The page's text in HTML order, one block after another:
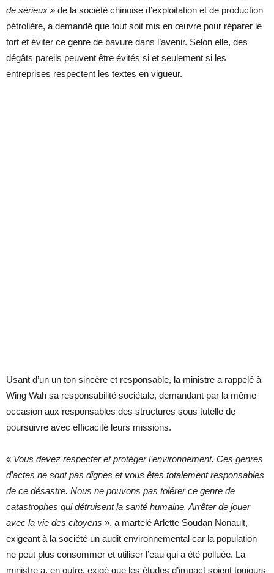
de sérieux » de la société chinoise d’exploitation et de production
pétrolière, a demandé que tout soit mis en œuvre pour réparer le
tort et éviter ce genre de bavure dans l’avenir. Selon elle, des
dégâts pareils peuvent être évités si et seulement si les
entreprises respectent les textes en vigueur.
Usant d’un un ton sincère et responsable, la ministre a rappelé à
Wing Wah sa responsabilité sociétale, demandant par la même
occasion aux responsables des structures sous tutelle de
poursuivre avec efficacité leurs missions.
« Vous devez respecter et protéger l’environnement. Ces genres
d’actes ne sont pas dignes et vous êtes totalement responsables
de ce désastre. Nous ne pouvons pas tolérer ce genre de
catastrophes qui détruisent la santé humaine. Arrêter de jouer
avec la vie des citoyens », a martelé Arlette Soudan Nonault,
exigeant à la société un audit environnemental car la population
ne peut plus consommer et utiliser l’eau qui a été polluée. La
ministre a, en outre, exigé que les études d’impact soient toujours